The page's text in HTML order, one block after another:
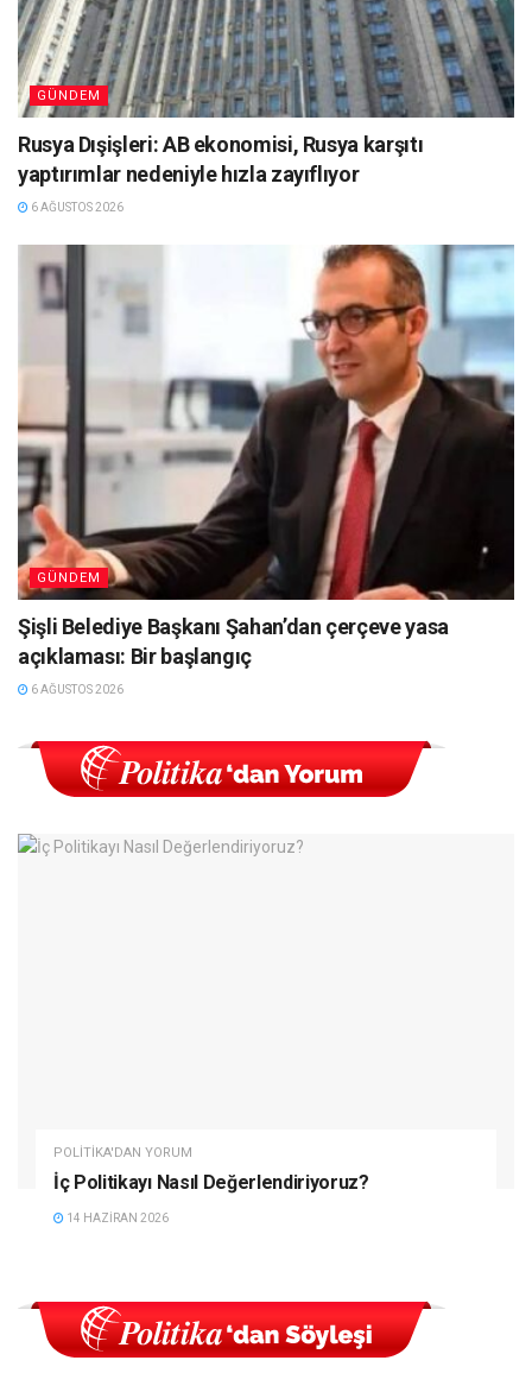
GÜNDEM
Rusya Dışişleri: AB ekonomisi, Rusya karşıtı
yaptırımlar nedeniyle hızla zayıflıyor
6 AĞUSTOS 2026
GÜNDEM
Şişli Belediye Başkanı Şahan’dan çerçeve yasa
açıklaması: Bir başlangıç
6 AĞUSTOS 2026
POLITIKA'DAN YORUM
İç Politikayı Nasıl Değerlendiriyoruz?
14 HAZIRAN 2026